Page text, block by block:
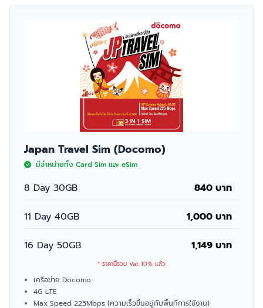
Japan Travel Sim (Docomo)
มีจำหน่ายทั้ง Card Sim และ eSim
8 Day 30GB 840 บาท
11 Day 40GB 1,000 บาท
16 Day 50GB 1,149 บาท
* ราคานี้รวม Vat 10% แล้ว
เครือข่าย Docomo
4G LTE
Max Speed 225Mbps (ความเร็วขึ้นอยู่กับพื้นที่การใช้งาน)